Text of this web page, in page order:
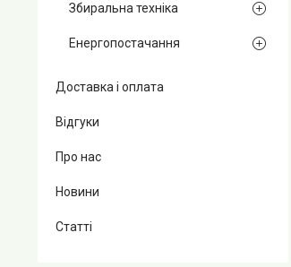
Збиральна техніка
Енергопостачання
Доставка і оплата
Відгуки
Про нас
Новини
Статті